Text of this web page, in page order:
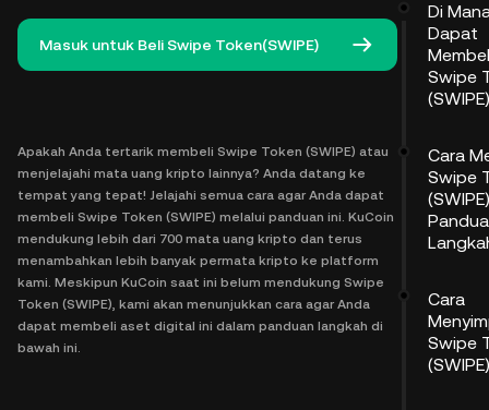
Masuk untuk Beli Swipe Token(SWIPE)
Apakah Anda tertarik membeli Swipe Token (SWIPE) atau
menjelajahi mata uang kripto lainnya? Anda datang ke
tempat yang tepat! Jelajahi semua cara agar Anda dapat
membeli Swipe Token (SWIPE) melalui panduan ini. KuCoin
mendukung lebih dari 700 mata uang kripto dan terus
menambahkan lebih banyak permata kripto ke platform
kami. Meskipun KuCoin saat ini belum mendukung Swipe
Token (SWIPE), kami akan menunjukkan cara agar Anda
dapat membeli aset digital ini dalam panduan langkah di
bawah ini.
Di
Dapat
Swipe
Cara
Swipe
Cara
Swipe
(SWIPE)